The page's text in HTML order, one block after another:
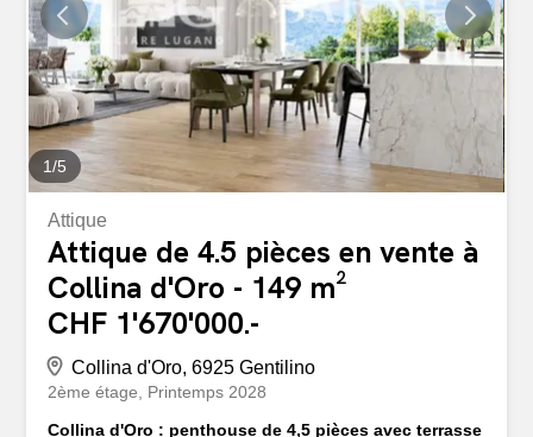
zone nuit dispose de 3 chambres...
1/5
Attique
Attique de 4.5 pièces en vente à
Collina d'Oro - 149 m²
CHF 1'670'000.-
Collina d'Oro, 6925 Gentilino
2ème étage
Printemps 2028
Collina d'Oro : penthouse de 4,5 pièces avec terrasse